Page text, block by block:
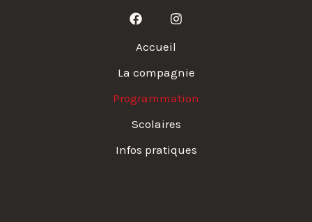
Accueil
La compagnie
Programmation
Scolaires
Infos pratiques